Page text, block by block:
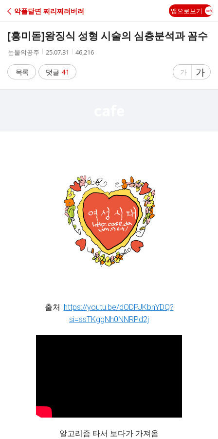
C
A
악플달면 쩌리쩌려버려 앱으로보기
[흥미돋]왕징식 성형 시술의 심층분석과 꼼수
작
자
눈물의공주
작
시
간
25.07.31
조
수
46,216
목록 댓글 41
글
가
글
자
가
출처: https://youtu.be/dODPJKbnYDQ?
si=ssTKggNh0NNRPd2j
알고리즘 타서 보다가 가져옴